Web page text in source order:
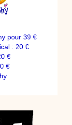
pour 39 €
: 20 €
€
€